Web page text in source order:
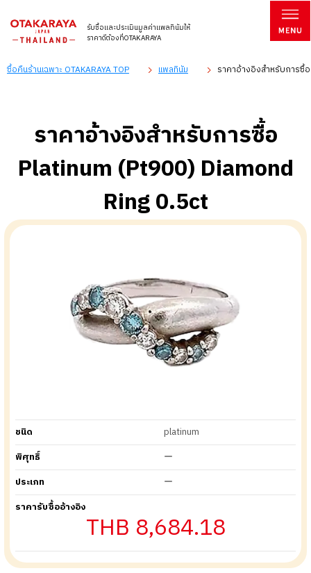
รับซื้อและประเมินมูลค่าแพลทินัมให้
ราคาดีต้องที่OTAKARAYA
ซื้อคืนร้านเฉพาะ OTAKARAYA TOP แพลทินัม ราคาอ้างอิงสำหรับการซื้
ราคาอ้างอิงสำหรับการซื้อ
Platinum (Pt900) Diamond
Ring 0.5ct
ชนิด
platinum
พิศุทธิ์
ー
ประเภท
ー
ราคารับซื้ออ้างอิง
THB 8,684.18